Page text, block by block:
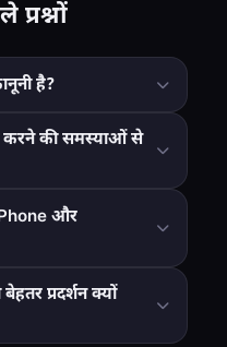
है?
उपयोग के लिए, यह आम
हमेशा कॉपीराइट और
करने की समस्याओं से
गुणवत्ता कम कर देता है
फ़ाइल वर्कफ़्लो आमतौर
और
इंस्टॉल किए बिना आधुनिक
करते हैं।प्रदर्शन क्यों